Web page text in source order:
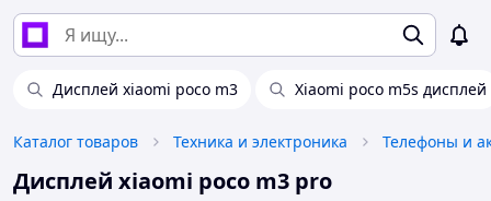
Дисплей xiaomi poco m3 Xiaomi poco m5s дисплей
Каталог товаров Техника и электроника Телефоны и
Дисплей xiaomi poco m3 pro